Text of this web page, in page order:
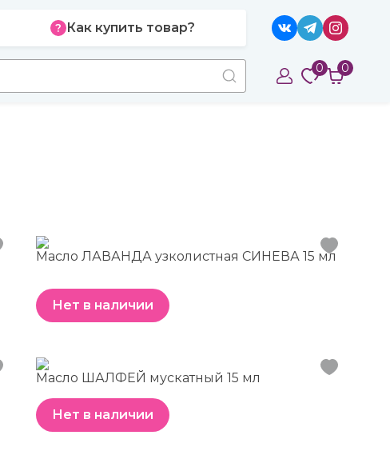
Как купить товар?
0 0
Масло ЛАВАНДА узколистная СИНЕВА 15 мл
Нет в наличии
Масло ШАЛФЕЙ мускатный 15 мл
Нет в наличии